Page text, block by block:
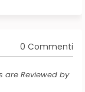
0 Commenti
are Reviewed by